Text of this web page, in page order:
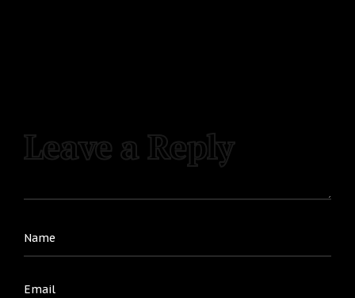
Leave a Reply